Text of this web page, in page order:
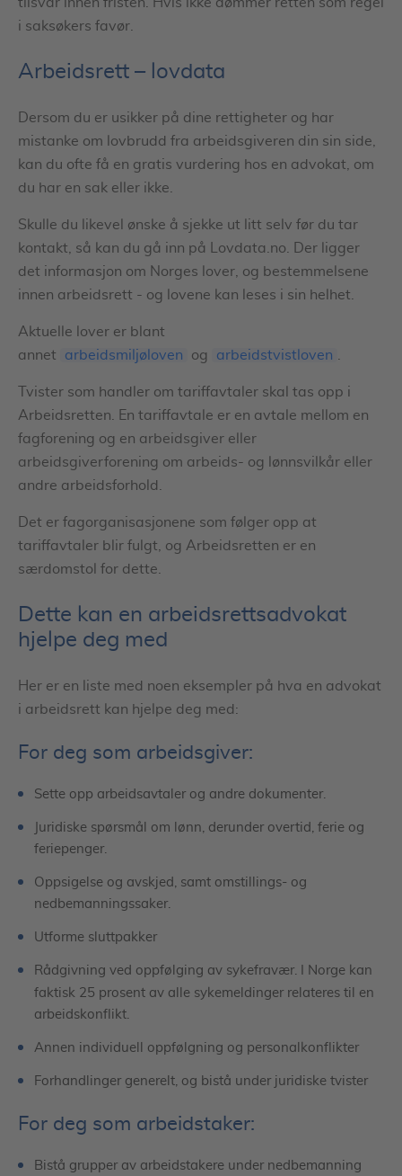
i saksøkers favør.
Arbeidsrett – lovdata
Dersom du er usikker på dine rettigheter og har
mistanke om lovbrudd fra arbeidsgiveren din sin side,
kan du ofte få en gratis vurdering hos en advokat, om
du har en sak eller ikke.
Skulle du likevel ønske å sjekke ut litt selv før du tar
kontakt, så kan du gå inn på Lovdata.no. Der ligger
det informasjon om Norges lover, og bestemmelsene
innen arbeidsrett - og lovene kan leses i sin helhet.
Aktuelle lover er blant
annet
arbeidsmiljøloven og arbeidstvistloven
Tvister som handler om tariffavtaler skal tas opp i
Arbeidsretten. En tariffavtale er en avtale mellom en
fagforening og en arbeidsgiver eller
arbeidsgiverforening om arbeids- og lønnsvilkår eller
andre arbeidsforhold.
Det er fagorganisasjonene som følger opp at
tariffavtaler blir fulgt, og Arbeidsretten er en
særdomstol for dette.
Dette kan en arbeidsrettsadvokat
hjelpe deg med
Her er en liste med noen eksempler på hva en advokat
i arbeidsrett kan hjelpe deg med:
For deg som arbeidsgiver:
Sette opp arbeidsavtaler og andre dokumenter.
Juridiske spørsmål om lønn, derunder overtid, ferie og
feriepenger.
Oppsigelse og avskjed, samt omstillings- og
nedbemanningssaker.
Utforme sluttpakker
Rådgivning ved oppfølging av sykefravær. I Norge kan
faktisk 25 prosent av alle sykemeldinger relateres til en
arbeidskonflikt.
Annen individuell oppfølgning og personalkonflikter
Forhandlinger generelt, og bistå under juridiske tvister
For deg som arbeidstaker:
Bistå grupper av arbeidstakere under nedbemanning